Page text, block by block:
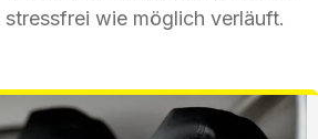
wie möglich verläuft.